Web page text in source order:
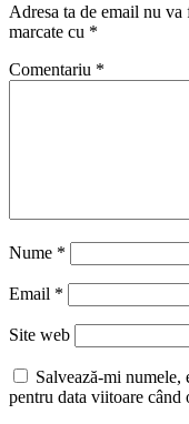
Adresa ta de email nu va
marcate cu *
Comentariu *
Nume *
Email *
Site web
Salvează-mi
pentru data viitoare când